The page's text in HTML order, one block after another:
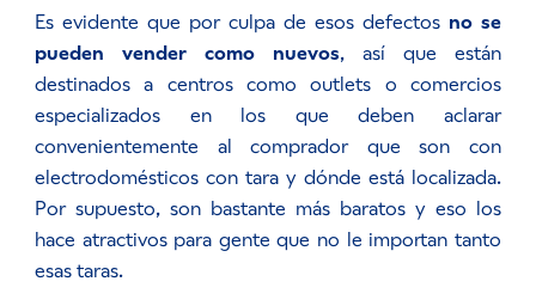
Es evidente que por culpa de esos defectos no se
pueden vender como nuevos, así que están
destinados a centros como outlets o comercios
especializados en los que deben aclarar
convenientemente al comprador que son con
electrodomésticos con tara y dónde está localizada.
Por supuesto, son bastante más baratos y eso los
hace atractivos para gente que no le importan tanto
esas taras.